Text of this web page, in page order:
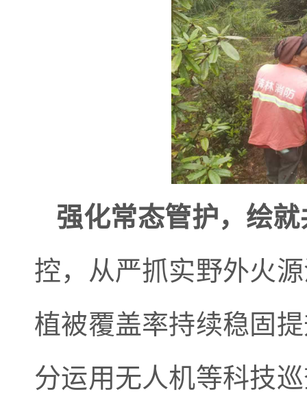
强化常态管护，绘
控，从严抓实野外火
植被覆盖率持续稳固
分运用无人机等科技